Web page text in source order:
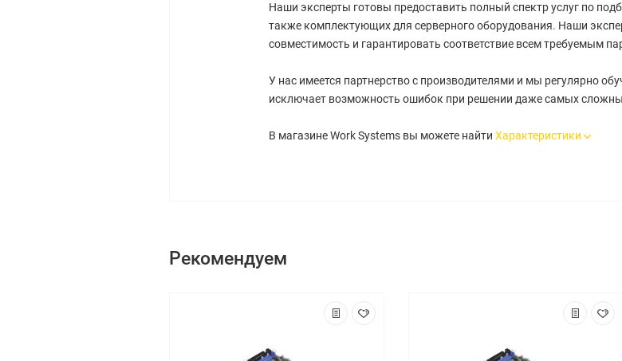
Наши эксперты готовы предоставить полный спектр услуг по
также комплектующих для серверного оборудования. Наши
совместимость и гарантировать соответствие всем требуемым
У нас имеется партнерство с производителями и мы регулярно
исключает возможность ошибок при решении даже самых
В магазине Work Systems вы можете найти Характеристики
Рекомендуем